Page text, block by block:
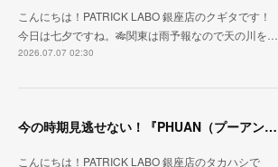
こんにちは！PATRICK LABO 銀座店のクギタです！
今日は七夕ですね。🎋関東は雨予報なので天の川を…
2026.07.07 02:30
今の時期見逃せない！『PHUAN（プーアン）』
こんにちは！PATRICK LABO 銀座店のタカハシで